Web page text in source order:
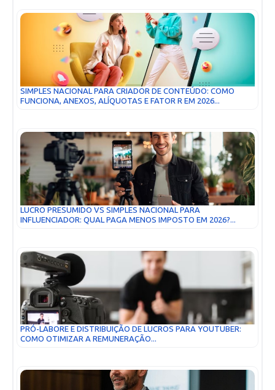
SIMPLES NACIONAL PARA CRIADOR DE CONTEÚDO: COMO
FUNCIONA, ANEXOS, ALÍQUOTAS E FATOR R EM 2026...
LUCRO PRESUMIDO VS SIMPLES NACIONAL PARA
INFLUENCIADOR: QUAL PAGA MENOS IMPOSTO EM 2026?...
PRÓ-LABORE E DISTRIBUIÇÃO DE LUCROS PARA YOUTUBER:
COMO OTIMIZAR A REMUNERAÇÃO...